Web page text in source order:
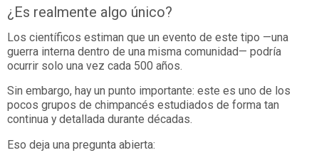
¿Es realmente algo único?
Los científicos estiman que un evento de este tipo —una
guerra interna dentro de una misma comunidad— podría
ocurrir solo una vez cada 500 años.
Sin embargo, hay un punto importante: este es uno de los
pocos grupos de chimpancés estudiados de forma tan
continua y detallada durante décadas.
Eso deja una pregunta abierta: